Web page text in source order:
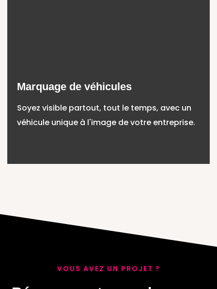
Marquage de véhicules
Soyez visible partout, tout le temps, avec un
véhicule unique à l'image de votre entreprise.
VOUS AVEZ UN PROJET ?